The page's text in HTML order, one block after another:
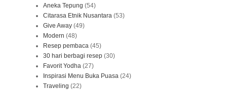
Aneka Tepung (54)
Citarasa Etnik Nusantara (53)
Give Away (49)
Modern (48)
Resep pembaca (45)
30 hari berbagi resep (30)
Favorit Yodha (27)
Inspirasi Menu Buka Puasa (24)
Traveling (22)